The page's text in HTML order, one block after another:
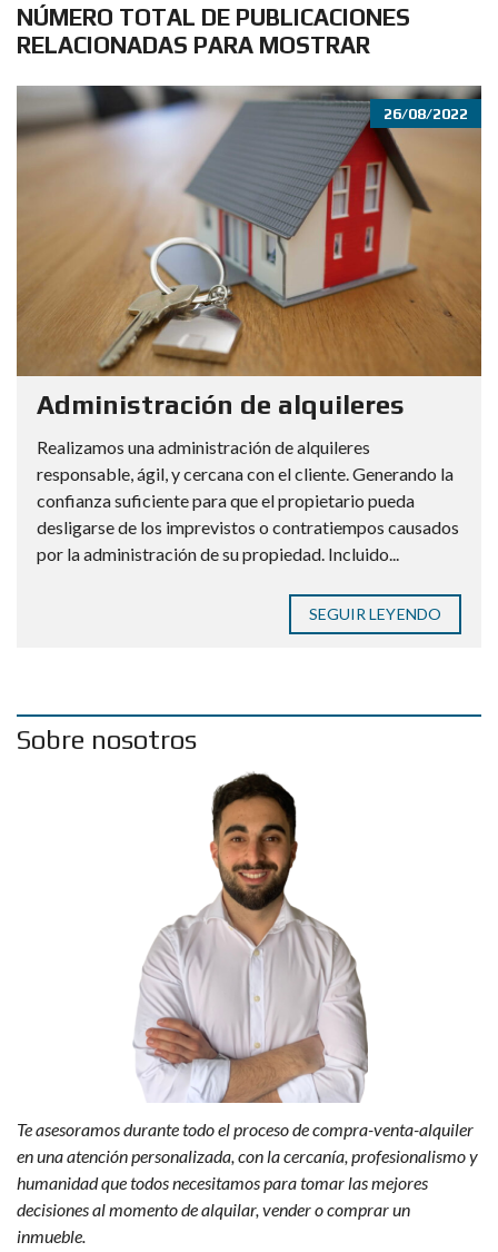
NÚMERO TOTAL DE PUBLICACIONES
RELACIONADAS PARA MOSTRAR
26/08/2022
Administración de alquileres
Realizamos una administración de alquileres
responsable, ágil, y cercana con el cliente. Generando la
confianza suficiente para que el propietario pueda
desligarse de los imprevistos o contratiempos causados
por la administración de su propiedad. Incluido...
SEGUIR LEYENDO
Sobre nosotros
Te asesoramos durante todo el proceso de compra-venta-alquiler
en una atención personalizada, con la cercanía, profesionalismo y
humanidad que todos necesitamos para tomar las mejores
decisiones al momento de alquilar, vender o comprar un
inmueble.